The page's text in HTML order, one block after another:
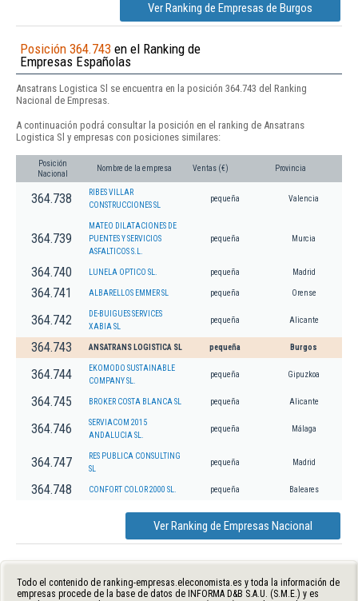
Ver Ranking de Empresas de Burgos
Posición 364.743 en el Ranking de
Empresas Españolas
Ansatrans Logistica Sl se encuentra en la posición 364.743 del Ranking
Nacional de Empresas.
A continuación podrá consultar la posición en el ranking de Ansatrans
Logistica Sl y empresas con posiciones similares:
Posición
Nacional
Nombre de la empresa Ventas (€) Provincia
364.738
RIBES VILLAR
CONSTRUCCIONES SL
pequeña Valencia
364.739
MATEO DILATACIONES DE
PUENTES Y SERVICIOS
ASFALTICOS S.L.
pequeña Murcia
364.740 LUNELA OPTICO SL. pequeña Madrid
364.741 ALBARELLOS EMMER SL pequeña Orense
364.742
DE-BUIGUES SERVICES
XABIA SL
pequeña Alicante
364.743 ANSATRANS LOGISTICA SL pequeña Burgos
364.744
EKOMODO SUSTAINABLE
COMPANY SL.
pequeña Gipuzkoa
364.745 BROKER COSTA BLANCA SL pequeña Alicante
364.746
SERVIACOM 2015
ANDALUCIA SL.
pequeña Málaga
364.747
RES PUBLICA CONSULTING
SL
pequeña Madrid
364.748 CONFORT COLOR 2000 SL. pequeña Baleares
Ver Ranking de Empresas Nacional
Todo el contenido de ranking-empresas.eleconomista.es y toda la información de
empresas procede de la base de datos de INFORMA D&B S.A.U. (S.M.E.) y es